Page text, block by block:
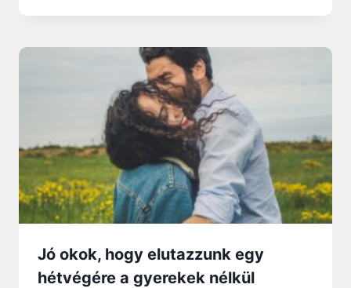
Jó okok, hogy elutazzunk egy
hétvégére a gyerekek nélkül